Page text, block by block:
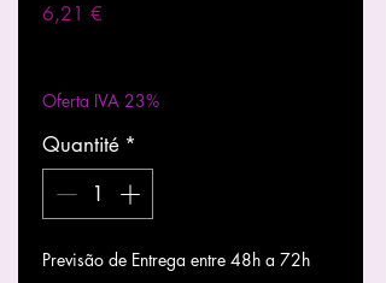
6,21 €
Oferta IVA 23%
Quantité *
Previsão de Entrega entre 48h a 72h